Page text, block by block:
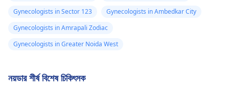
Gynecologists in Sector 123
Gynecologists in Ambedkar City
Gynecologists in Amrapali Zodiac
Gynecologists in Greater Noida West
নয়ডার শীর্ষ বিশেষ চিকিৎসক